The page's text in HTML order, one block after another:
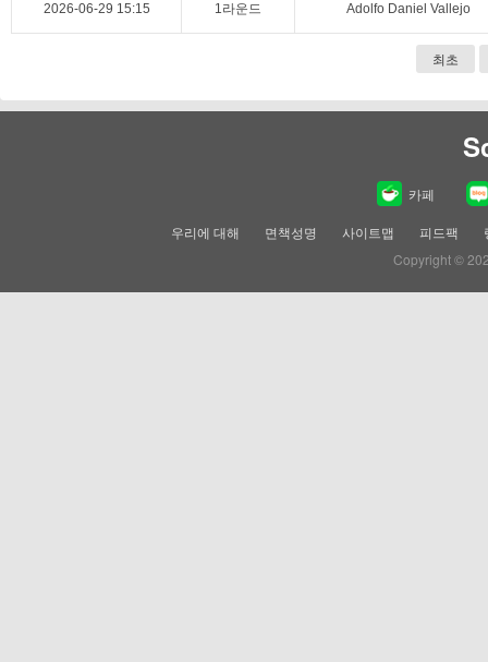
2026-06-29 15:15 1라운드 Adolfo Daniel Vallejo
최초
카페
우리에 대해 면책성명 사이트맵 피드팩
Copyright ©